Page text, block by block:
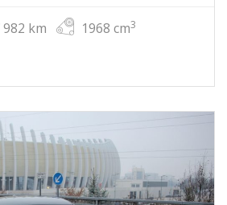
982 km 1968 cm3